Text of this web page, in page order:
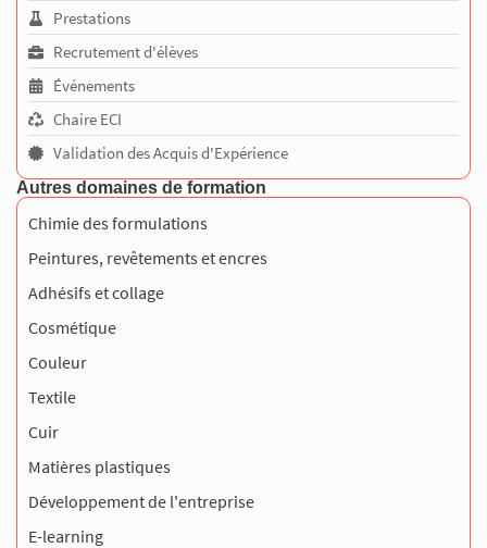
Prestations
Recrutement d'élèves
Événements
Chaire ECI
Validation des Acquis d'Expérience
Autres domaines de formation
Chimie des formulations
Peintures, revêtements et encres
Adhésifs et collage
Cosmétique
Couleur
Textile
Cuir
Matières plastiques
Développement de l'entreprise
E-learning